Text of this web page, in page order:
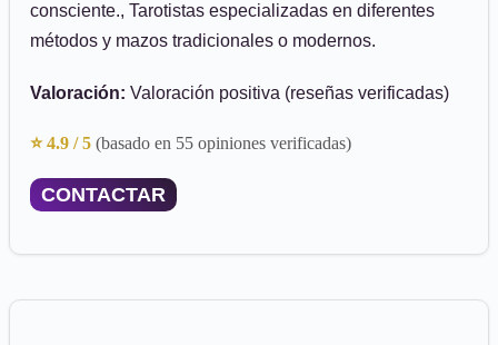
consciente., Tarotistas especializadas en diferentes
métodos y mazos tradicionales o modernos.
Valoración: Valoración positiva (reseñas verificadas)
⭐ 4.9 / 5 (basado en 55 opiniones verificadas)
CONTACTAR